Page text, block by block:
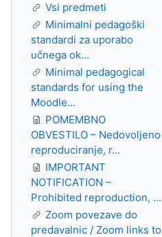
Vsi predmeti
Minimalni pedagoški
standardi za uporabo
učnega ok...
Minimal pedagogical
standards for using the
Moodle...
POMEMBNO
OBVESTILO – Nedovoljeno
reproduciranje, r...
IMPORTANT
NOTIFICATION –
Prohibited reproduction, ...
Zoom povezave do
predavalnic / Zoom links to